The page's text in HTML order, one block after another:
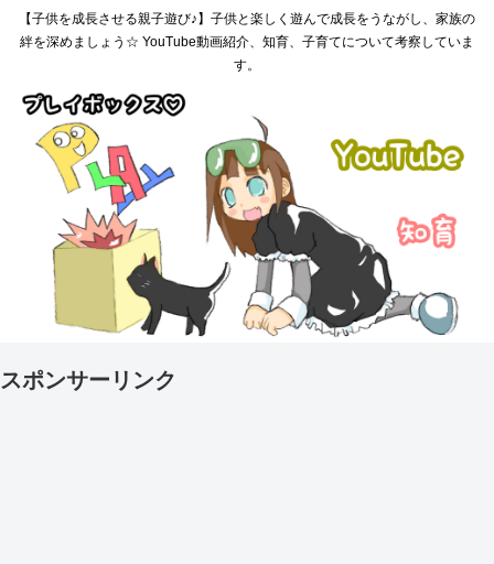
【子供を成長させる親子遊び♪】子供と楽しく遊んで成長をうながし、家族の
絆を深めましょう☆ YouTube動画紹介、知育、子育てについて考察していま
す。
スポンサーリンク